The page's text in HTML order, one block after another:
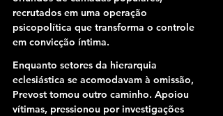
recrutados em uma operação
psicopolítica que transforma o controle
em convicção íntima.
Enquanto setores da hierarquia
eclesiástica se acomodavam à omissão,
Prevost tomou outro caminho. Apoiou
vítimas, pressionou por investigações